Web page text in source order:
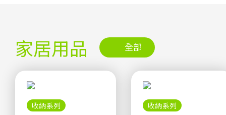
家居用品 全部
收納系列 收納系列